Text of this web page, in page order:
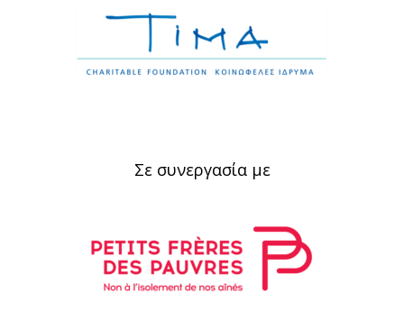
Σε συνεργασία με